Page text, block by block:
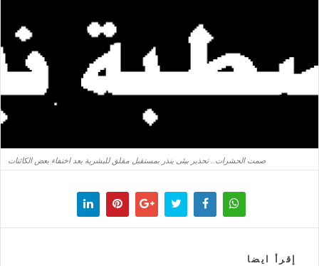
صمت الحشرات.. تحذير بيئى ينذر بمستقبل مقلق للبشرية بعد اختفاء بعض الكائنات
إقرأ ايضا